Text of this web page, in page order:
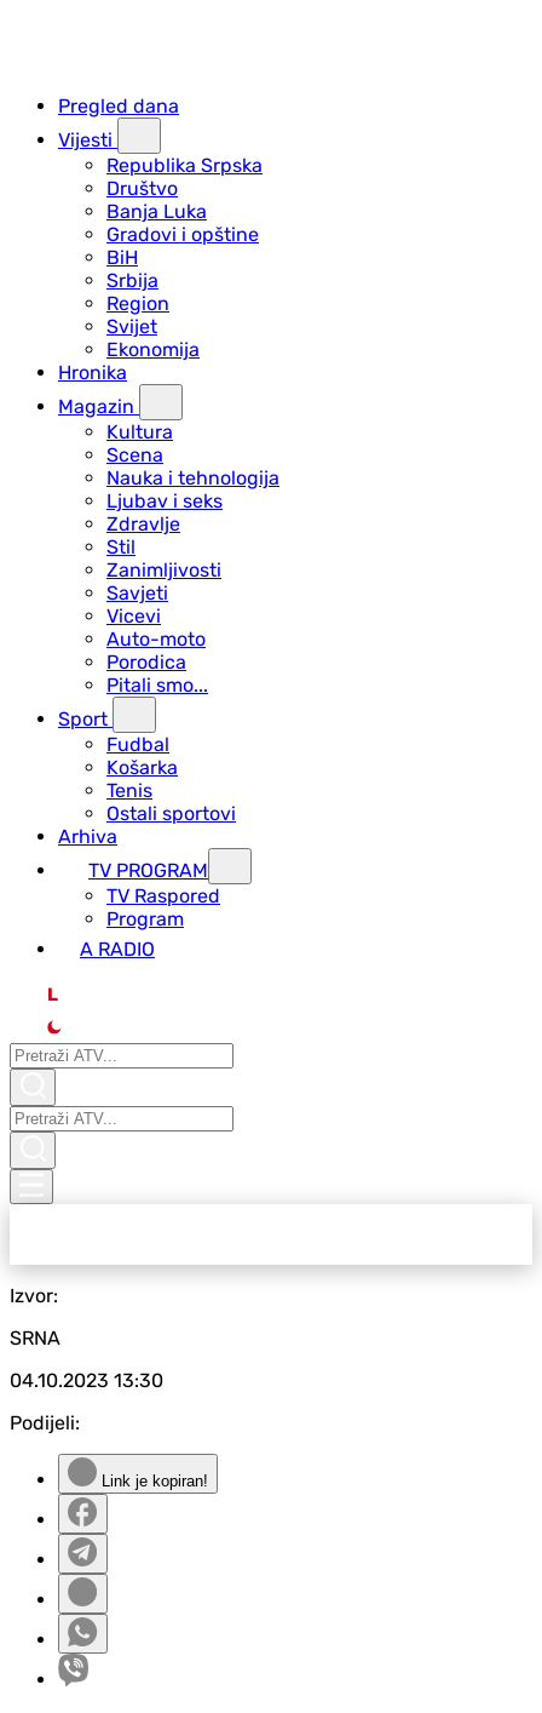
Pregled dana
Vijesti
Republika Srpska
Društvo
Banja Luka
Gradovi i opštine
BiH
Srbija
Region
Svijet
Ekonomija
Hronika
Magazin
Kultura
Scena
Nauka i tehnologija
Ljubav i seks
Zdravlje
Stil
Zanimljivosti
Savjeti
Vicevi
Auto-moto
Porodica
Pitali smo...
Sport
Fudbal
Košarka
Tenis
Ostali sportovi
Arhiva
TV PROGRAM
ТV Raspored
Program
A RADIO
L
Izvor:
SRNA
04.10.2023 13:30
Podijeli:
Link je kopiran!